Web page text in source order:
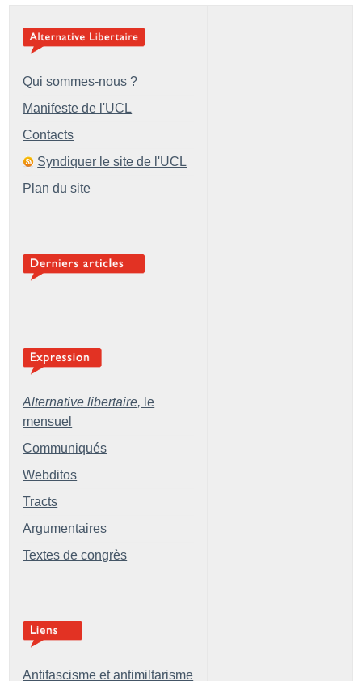
Qui sommes-nous ?
Manifeste de l'UCL
Contacts
Syndiquer le site de l'UCL
Plan du site
Alternative libertaire, le
mensuel
Communiqués
Webditos
Tracts
Argumentaires
Textes de congrès
Antifascisme et antimiltarisme